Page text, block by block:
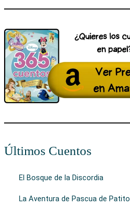
Últimos Cuentos
El Bosque de la Discordia
La Aventura de Pascua de Patito